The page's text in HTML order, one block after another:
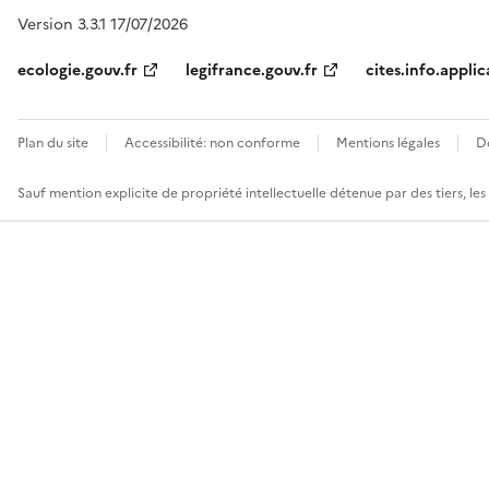
Version 3.3.1 17/07/2026
ecologie.gouv.fr
legifrance.gouv.fr
Plan du site Accessibilité: non conforme Mentions légales
Sauf mention explicite de propriété intellectuelle détenue par des tiers,